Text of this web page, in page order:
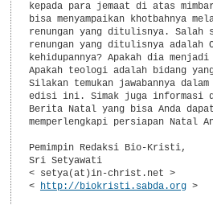
kepada para jemaat di atas
bisa menyampaikan khotbahnya
renungan yang ditulisnya. Salah
renungan yang ditulisnya adalah
kehidupannya? Apakah dia
Apakah teologi adalah bidang
Silakan temukan jawabannya
edisi ini. Simak juga informasi
Berita Natal yang bisa Anda
memperlengkapi persiapan Natal
Pemimpin Redaksi Bio-Kristi,
Sri Setyawati
< setya(at)in-christ.net >
<
http://biokristi.sabda.org >